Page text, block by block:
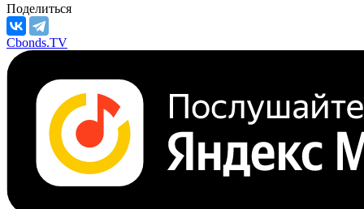
Поделиться
Cbonds.TV